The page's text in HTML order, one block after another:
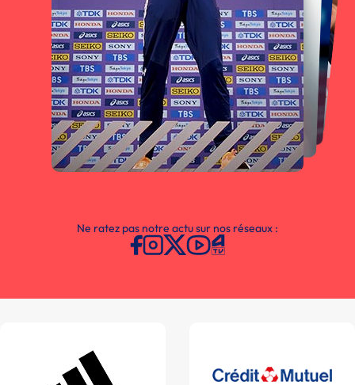
Ne ratez pas notre actu sur nos réseaux :